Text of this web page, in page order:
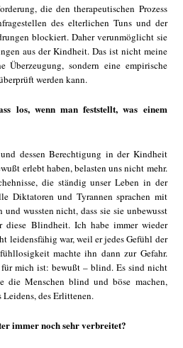
die den therapeutischen Prozess
des elterlichen Tuns und der
blockiert. Daher verunmöglicht sie
aus der Kindheit. Das ist nicht meine
Überzeugung, sondern eine empirische
werden kann.
los, wenn man feststellt, was einem
dessen Berechtigung in der Kindheit
erlebt haben, belasten uns nicht mehr.
die ständig unser Leben in der
Diktatoren und Tyrannen sprachen mit
wussten nicht, dass sie sie unbewusst
diese Blindheit. Ich habe immer wieder
leidensfähig war, weil er jedes Gefühl der
machte ihn dann zur Gefahr.
mich ist: bewußt – blind. Es sind nicht
die Menschen blind und böse machen,
Leidens, des Erlittenen.
immer noch sehr verbreitet?